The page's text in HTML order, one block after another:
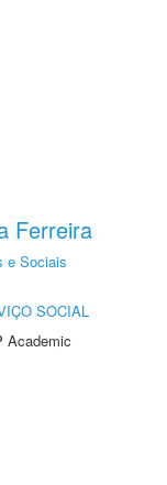
Ferreira
e Sociais
SOCIAL
Academic